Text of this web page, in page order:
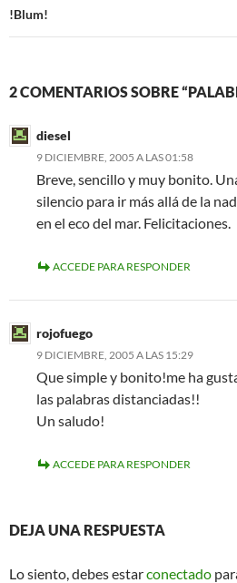
!Blum!
2 COMENTARIOS SOBRE
diesel
9 DICIEMBRE, 2005 A LAS 01:58
Breve, sencillo y muy bonito.
silencio para ir más allá de la
en el eco del mar. Felicitaciones.
ACCEDE PARA RESPONDER
rojofuego
9 DICIEMBRE, 2005 A LAS 15:29
Que simple y bonito!me ha
las palabras distanciadas!!
Un saludo!
ACCEDE PARA RESPONDER
DEJA UNA RESPUESTA
Lo siento, debes estarconectado